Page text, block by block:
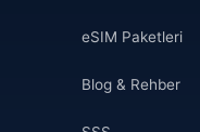
eSIM Paketleri
Blog & Rehber